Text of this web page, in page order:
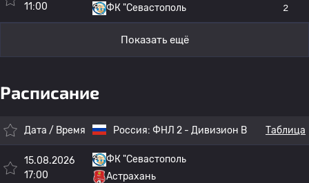
11:00
ФК "Севастополь
2
Показать ещё
Расписание
Дата / Время Россия: ФНЛ 2 - Дивизион B Таблица
15.08.2026
17:00
ФК "Севастополь
Астрахань